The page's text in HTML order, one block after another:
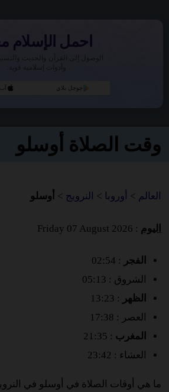
احمل الإسلام
الوصول إلى القرآن والحديث
وأدوات إسلامية قوية.
جوجل بلاي آب
وقت الصلاة أوسلو
العالم > أوروبا > النرويج > أوسلو
اليوم: Friday 07 August 2026
الفجر : 02:54
الشروق : 05:13
الظهر : 13:23
العصر : 17:38
المغرب: 21:35
العشاء : 23:42
ما هي أوقات الصلاة في أوسلو في